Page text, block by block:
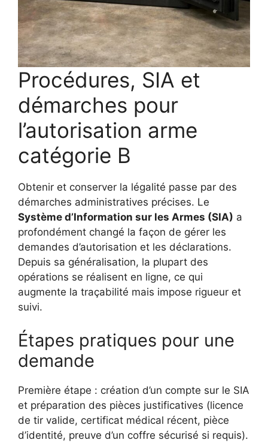
Procédures, SIA et
démarches pour
l’autorisation arme
catégorie B
Obtenir et conserver la légalité passe par des
démarches administratives précises. Le
Système d’Information sur les Armes (SIA) a
profondément changé la façon de gérer les
demandes d’autorisation et les déclarations.
Depuis sa généralisation, la plupart des
opérations se réalisent en ligne, ce qui
augmente la traçabilité mais impose rigueur et
suivi.
Étapes pratiques pour une
demande
Première étape : création d’un compte sur le SIA
et préparation des pièces justificatives (licence
de tir valide, certificat médical récent, pièce
d’identité, preuve d’un coffre sécurisé si requis).